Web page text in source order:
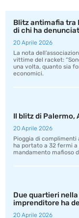
Blitz antimafia tra
di chi ha
20 Aprile 2026
La nota
vittime del racket:
una volta, quanto sia
economici.
Il blitz di Palermo,
20 Aprile 2026
Pioggia di complimenti
ha portato a 32 fermi a
mandamento mafioso
Due quartieri
imprenditore ha
20 Aprile 2026